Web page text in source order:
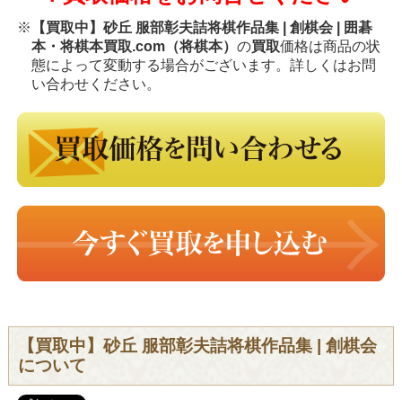
※
【買取中】砂丘 服部彰夫詰将棋作品集 | 創棋会 | 囲碁
本・将棋本買取.com（将棋本） の買取価格は商品の状
態によって変動する場合がございます。詳しくはお問
い合わせください。
【買取中】砂丘 服部彰夫詰将棋作品集 | 創棋会
について